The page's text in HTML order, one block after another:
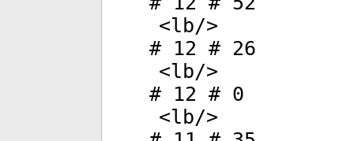
<lb/>
# 12 # 26
<lb/>
# 12 # 0
<lb/>